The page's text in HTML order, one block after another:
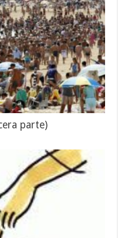
parte)